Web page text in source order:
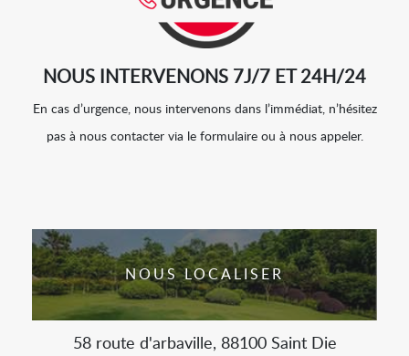
NOUS INTERVENONS 7J/7 ET 24H/24
En cas d’urgence, nous intervenons dans l’immédiat, n’hésitez
pas à nous contacter via le formulaire ou à nous appeler.
NOUS LOCALISER
58 route d'arbaville, 88100 Saint Die